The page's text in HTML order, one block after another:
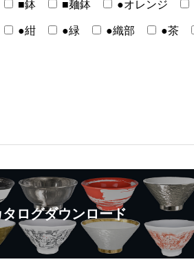
■鉢 ■麺鉢 ●オレンジ
●紺 ●緑 ●織部 ●茶
ログダウンロード